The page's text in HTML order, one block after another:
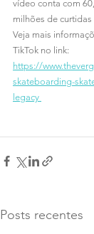
vídeo conta com
milhões de
Veja mais
TikTok no link:
https://
skateboarding-
legacy
Posts recentes